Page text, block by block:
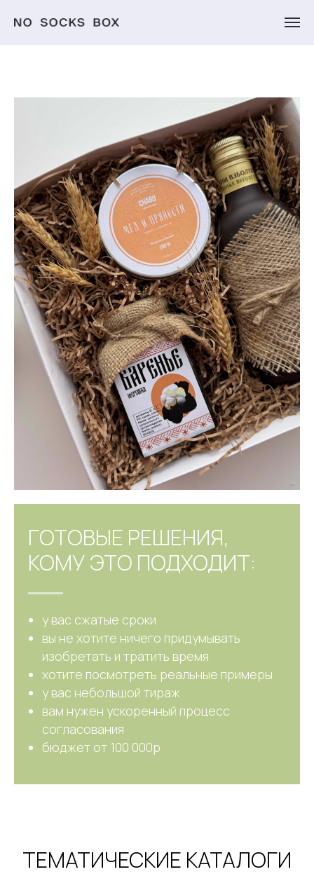
ГОТОВЫЕ РЕШЕНИЯ,
КОМУ ЭТО ПОДХОДИТ:
у вас сжатые сроки
вы не хотите ничего придумывать
изобретать и тратить время
хотите посмотреть реальные примеры
у вас небольшой тираж
вам нужен ускоренный процесс
согласования
бюджет от 100 000р
ТЕМАТИЧЕСКИЕ КАТАЛОГИ